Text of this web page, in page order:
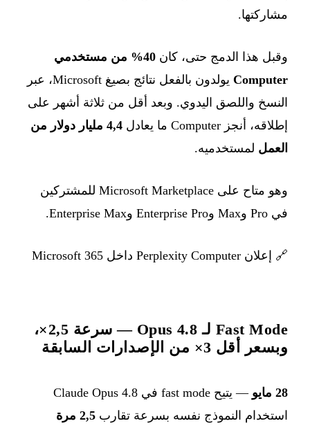
مشاركتها.
وقبل هذا الدمج حتى، كان
40% من مستخدمي
Computer
يولدون بالفعل نتائج بصيغ Microsoft، عبر
النسخ واللصق اليدوي. وبعد أقل من ثلاثة أشهر على
إطلاقه، أنجز Computer ما يعادل
4,4 مليار دولار من
العمل لمستخدميه.
وهو متاح على Microsoft Marketplace للمشتركين
في Pro وMax وEnterprise Pro وEnterprise Max.
🔗 إعلان Perplexity Computer داخل Microsoft 365
Fast Mode لـ Opus 4.8 — سرعة 2,5×،
وبسعر أقل 3× من الإصدارات السابقة
28 مايو
— يتيح fast mode في Claude Opus 4.8
استخدام النموذج نفسه بسرعة تقارب 2,5 مرة